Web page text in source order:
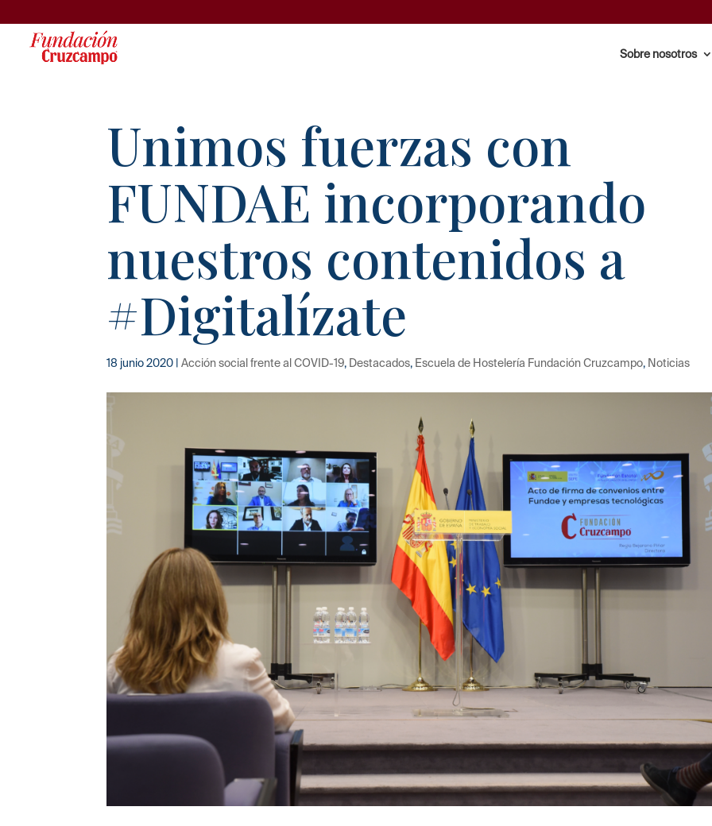
Sobre nosotros
Unimos fuerzas con
FUNDAE incorporando
nuestros contenidos a
#Digitalízate
18 junio 2020 |Acción social frente al COVID-19, Destacados, Escuela de Hostelería Fundación Cruzcampo, Noticias